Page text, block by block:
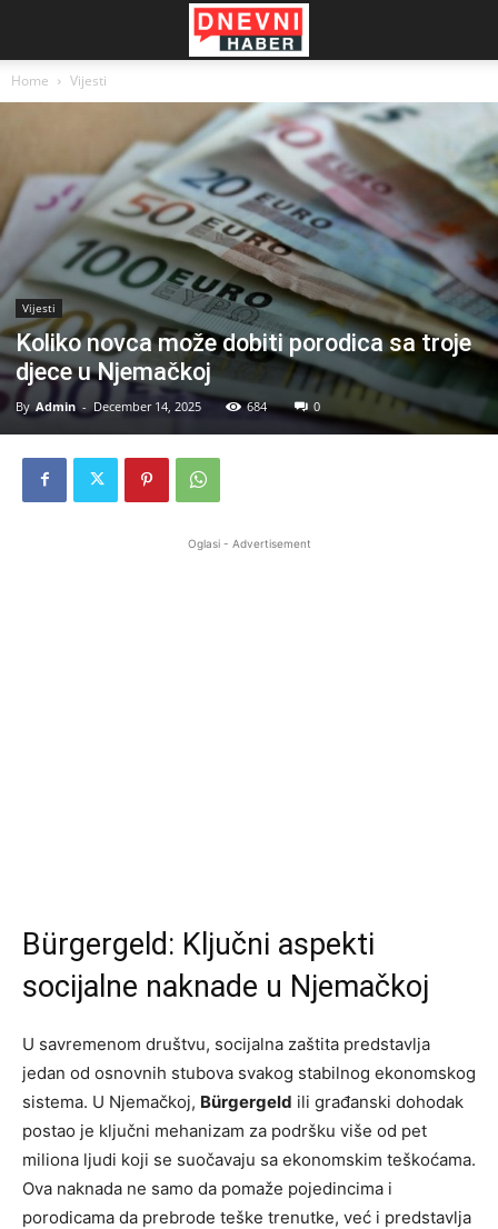
Home Vijesti
Vijesti
Koliko novca može dobiti porodica sa troje
djece u Njemačkoj
By Admin - December 14, 2025 684 0
Oglasi - Advertisement
Bürgergeld: Ključni aspekti
socijalne naknade u Njemačkoj
U savremenom društvu, socijalna zaštita predstavlja
jedan od osnovnih stubova svakog stabilnog ekonomskog
sistema. U Njemačkoj, Bürgergeld ili građanski dohodak
postao je ključni mehanizam za podršku više od pet
miliona ljudi koji se suočavaju sa ekonomskim teškoćama.
Ova naknada ne samo da pomaže pojedincima i
porodicama da prebrode teške trenutke, već i predstavlja